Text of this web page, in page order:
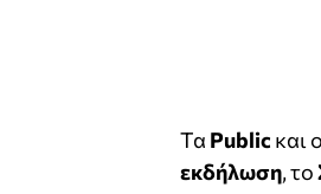
Τα Public και
εκδήλωση, το